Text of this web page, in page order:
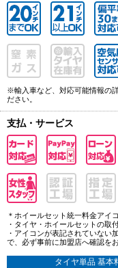
※輸入車など、対応可能情報の
ださい。
支払・サービス
＊ホイールセット統一料金アイ
・タイヤ・ホイールセットの取
・アイコンが表記されていない
で、必ず事前に加盟店へ確認を
タイヤ単品 基本